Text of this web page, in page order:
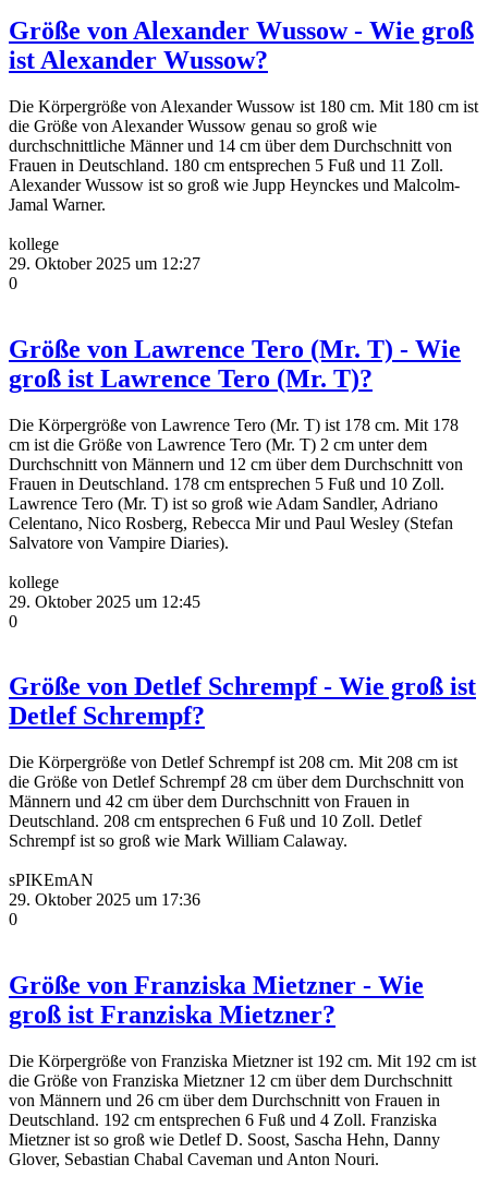
Größe von Alexander Wussow - Wie groß
ist Alexander Wussow?
Die Körpergröße von Alexander Wussow ist 180 cm. Mit 180 cm ist
die Größe von Alexander Wussow genau so groß wie
durchschnittliche Männer und 14 cm über dem Durchschnitt von
Frauen in Deutschland. 180 cm entsprechen 5 Fuß und 11 Zoll.
Alexander Wussow ist so groß wie Jupp Heynckes und Malcolm-
Jamal Warner.
kollege
29. Oktober 2025 um 12:27
0
Größe von Lawrence Tero (Mr. T) - Wie
groß ist Lawrence Tero (Mr. T)?
Die Körpergröße von Lawrence Tero (Mr. T) ist 178 cm. Mit 178
cm ist die Größe von Lawrence Tero (Mr. T) 2 cm unter dem
Durchschnitt von Männern und 12 cm über dem Durchschnitt von
Frauen in Deutschland. 178 cm entsprechen 5 Fuß und 10 Zoll.
Lawrence Tero (Mr. T) ist so groß wie Adam Sandler, Adriano
Celentano, Nico Rosberg, Rebecca Mir und Paul Wesley (Stefan
Salvatore von Vampire Diaries).
kollege
29. Oktober 2025 um 12:45
0
Größe von Detlef Schrempf - Wie groß ist
Detlef Schrempf?
Die Körpergröße von Detlef Schrempf ist 208 cm. Mit 208 cm ist
die Größe von Detlef Schrempf 28 cm über dem Durchschnitt von
Männern und 42 cm über dem Durchschnitt von Frauen in
Deutschland. 208 cm entsprechen 6 Fuß und 10 Zoll. Detlef
Schrempf ist so groß wie Mark William Calaway.
sPIKEmAN
29. Oktober 2025 um 17:36
0
Größe von Franziska Mietzner - Wie
groß ist Franziska Mietzner?
Die Körpergröße von Franziska Mietzner ist 192 cm. Mit 192 cm ist
die Größe von Franziska Mietzner 12 cm über dem Durchschnitt
von Männern und 26 cm über dem Durchschnitt von Frauen in
Deutschland. 192 cm entsprechen 6 Fuß und 4 Zoll. Franziska
Mietzner ist so groß wie Detlef D. Soost, Sascha Hehn, Danny
Glover, Sebastian Chabal Caveman und Anton Nouri.